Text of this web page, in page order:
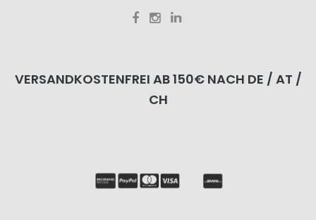
VERSANDKOSTENFREI AB 150€ NACH DE / AT /
CH